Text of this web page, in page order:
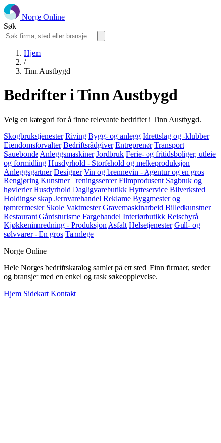
Norge Online
Søk
Hjem
/
Tinn Austbygd
Bedrifter i Tinn Austbygd
Velg en kategori for å finne relevante bedrifter i Tinn Austbygd.
Skogbrukstjenester Riving Bygg- og anlegg Idrettslag og -klubber
Eiendomsforvalter Bedriftsrådgiver Entreprenør Transport
Sauebonde Anleggsmaskiner Jordbruk Ferie- og fritidsboliger, utleie
og formidling Husdyrhold - Storfehold og melkeproduksjon
Anleggsgartner Designer Vin og brennevin - Agentur og en gros
Rengjøring Kunstner Treningssenter Filmprodusent Sagbruk og
høvlerier Husdyrhold Dagligvarebutikk Hytteservice Bilverksted
Holdingselskap Jernvarehandel Reklame Byggmester og
tømrermester Skole Vaktmester Gravemaskinarbeid Billedkunstner
Restaurant Gårdsturisme Fargehandel Interiørbutikk Reisebyrå
Kjøkkeninnredning - Produksjon Asfalt Helsetjenester Gull- og
sølvvarer - En gros Tannlege
Norge Online
Hele Norges bedriftskatalog samlet på ett sted. Finn firmaer, steder
og bransjer med en enkel og rask søkeopplevelse.
Hjem Sidekart Kontakt